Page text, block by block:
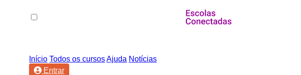
Início Todos os cursosAjuda Notícias
Entrar